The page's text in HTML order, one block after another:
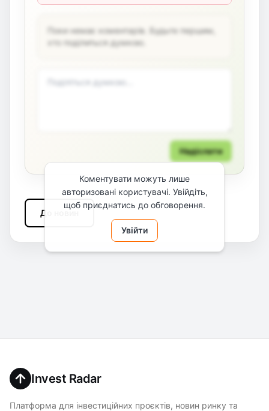
Поки немає коментарів. Будьте першим,
хто поділиться думкою.
Надіслати
Коментувати можуть лише
авторизовані користувачі. Увійдіть,
щоб приєднатись до обговорення.
Увійти
До новин
Invest Radar
Платформа для інвестиційних проєктів, новин ринку та